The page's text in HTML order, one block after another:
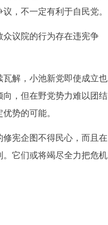
，不一定有利于自民党。
议院的行为存在违宪争
解，小池新党即使成立也
，但在野党势力难以团结
势的可能。
宪企图不得民心，而且在
它们或将竭尽全力把危机